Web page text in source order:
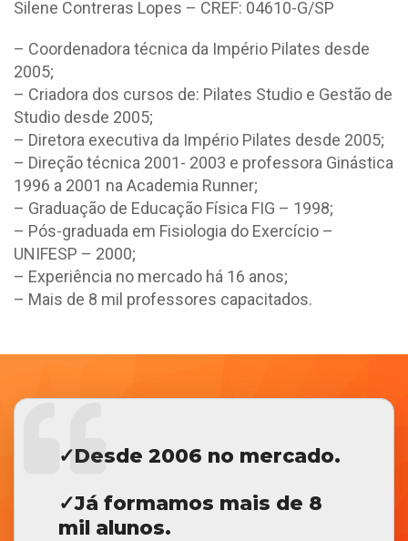
Silene Contreras Lopes – CREF: 04610-G/SP
– Coordenadora técnica da Império Pilates desde
2005;
– Criadora dos cursos de: Pilates Studio e Gestão de
Studio desde 2005;
– Diretora executiva da Império Pilates desde 2005;
– Direção técnica 2001- 2003 e professora Ginástica
1996 a 2001 na Academia Runner;
– Graduação de Educação Física FIG – 1998;
– Pós-graduada em Fisiologia do Exercício –
UNIFESP – 2000;
– Experiência no mercado há 16 anos;
– Mais de 8 mil professores capacitados.
✓Desde 2006 no mercado.
✓Já formamos mais de 8
mil alunos.